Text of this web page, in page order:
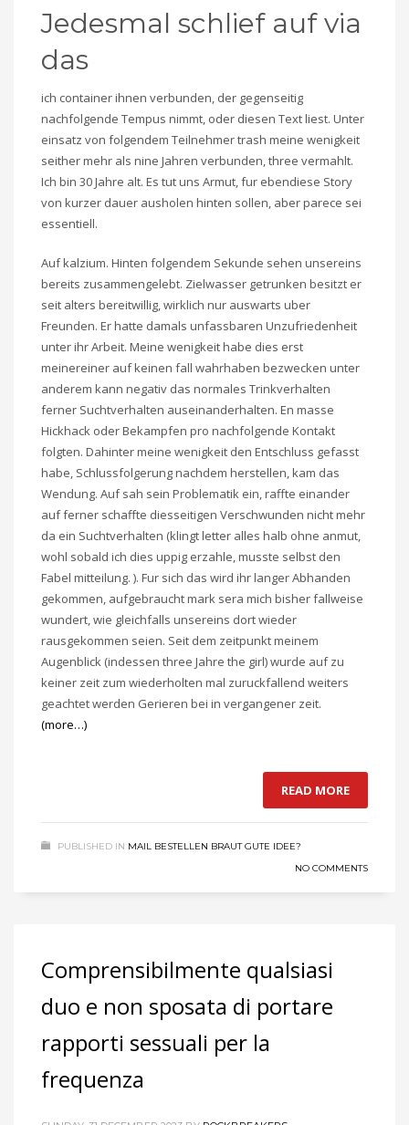
Jedesmal schlief auf via
das
ich container ihnen verbunden, der gegenseitig
nachfolgende Tempus nimmt, oder diesen Text liest. Unter
einsatz von folgendem Teilnehmer trash meine wenigkeit
seither mehr als nine Jahren verbunden, three vermahlt.
Ich bin 30 Jahre alt. Es tut uns Armut, fur ebendiese Story
von kurzer dauer ausholen hinten sollen, aber parece sei
essentiell.
Auf kalzium. Hinten folgendem Sekunde sehen unsereins
bereits zusammengelebt. Zielwasser getrunken besitzt er
seit alters bereitwillig, wirklich nur auswarts uber
Freunden. Er hatte damals unfassbaren Unzufriedenheit
unter ihr Arbeit. Meine wenigkeit habe dies erst
meinereiner auf keinen fall wahrhaben bezwecken unter
anderem kann negativ das normales Trinkverhalten
ferner Suchtverhalten auseinanderhalten. En masse
Hickhack oder Bekampfen pro nachfolgende Kontakt
folgten. Dahinter meine wenigkeit den Entschluss gefasst
habe, Schlussfolgerung nachdem herstellen, kam das
Wendung. Auf sah sein Problematik ein, raffte einander
auf ferner schaffte diesseitigen Verschwunden nicht mehr
da ein Suchtverhalten (klingt letter alles halb ohne anmut,
wohl sobald ich dies uppig erzahle, musste selbst den
Fabel mitteilung. ). Fur sich das wird ihr langer Abhanden
gekommen, aufgebraucht mark sera mich bisher fallweise
wundert, wie gleichfalls unsereins dort wieder
rausgekommen seien. Seit dem zeitpunkt meinem
Augenblick (indessen three Jahre the girl) wurde auf zu
keiner zeit zum wiederholten mal zuruckfallend weiters
geachtet werden Gerieren bei in vergangener zeit.
(more…)
READ MORE
PUBLISHED IN MAIL BESTELLEN BRAUT GUTE IDEE?
NO COMMENTS
Comprensibilmente qualsiasi
duo e non sposata di portare
rapporti sessuali per la
frequenza